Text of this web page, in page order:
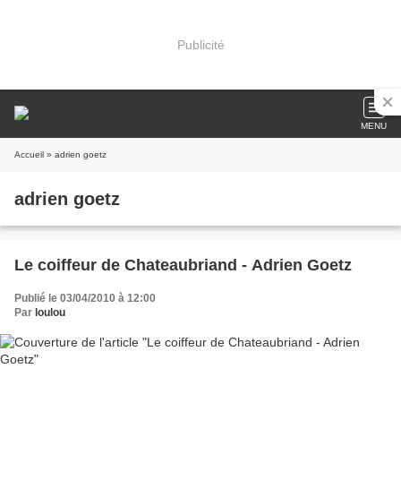
Publicité
MENU
Accueil » adrien goetz
adrien goetz
Le coiffeur de Chateaubriand - Adrien Goetz
Publié le 03/04/2010 à 12:00
Par loulou